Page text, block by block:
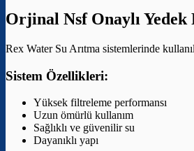
Orjinal Nsf Onaylı
Rex Water Su Arıtma sistemlerinde
Sistem Özellikleri:
Yüksek filtreleme performansı
Uzun ömürlü kullanım
Sağlıklı ve güvenilir su
Dayanıklı yapı